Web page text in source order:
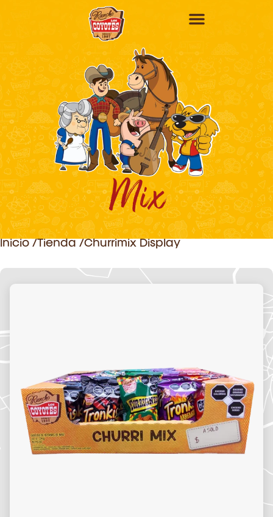
Mix
Inicio / Tienda /Churrimix Display